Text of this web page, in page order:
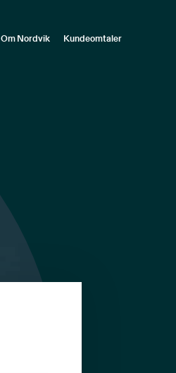
Om Nordvik Kundeomtaler